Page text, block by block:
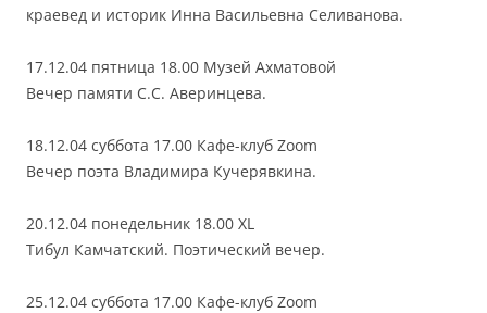
краевед и историк Инна Васильевна Селиванова.
17.12.04 пятница 18.00 Музей Ахматовой
Вечер памяти С.С. Аверинцева.
18.12.04 суббота 17.00 Кафе-клуб Zoom
Вечер поэта Владимира Кучерявкина.
20.12.04 понедельник 18.00 XL
Тибул Камчатский. Поэтический вечер.
25.12.04 суббота 17.00 Кафе-клуб Zoom